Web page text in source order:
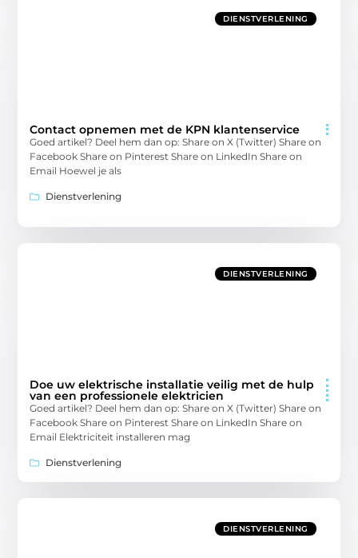
DIENSTVERLENING
Contact opnemen met de KPN klantenservice
Goed artikel? Deel hem dan op: Share on X (Twitter) Share on
Facebook Share on Pinterest Share on LinkedIn Share on
Email Hoewel je als
Dienstverlening
DIENSTVERLENING
Doe uw elektrische installatie veilig met de hulp
van een professionele elektricien
Goed artikel? Deel hem dan op: Share on X (Twitter) Share on
Facebook Share on Pinterest Share on LinkedIn Share on
Email Elektriciteit installeren mag
Dienstverlening
DIENSTVERLENING